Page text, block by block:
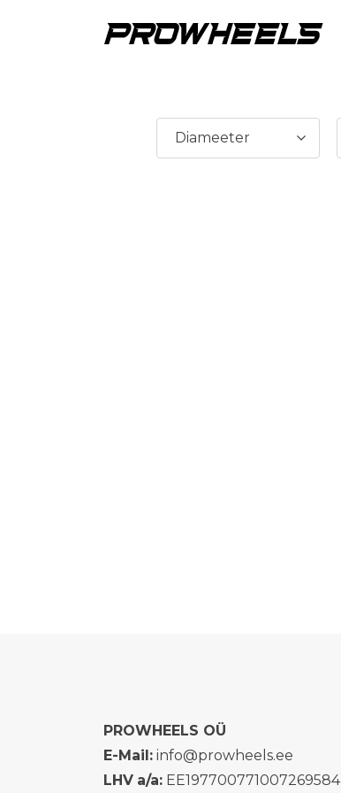
Diameeter
PROWHEELS OÜ
E-Mail: info@prowheels.ee
LHV a/a: EE197700771007269584